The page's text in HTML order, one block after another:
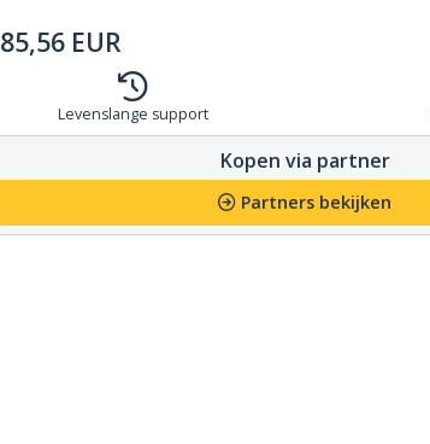
85,56 EUR
Levenslange support
Kopen via partner
Partners bekijken